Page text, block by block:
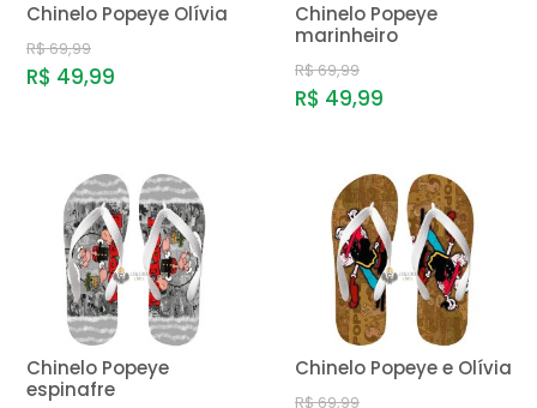
Chinelo Popeye Olívia
R$ 69,99
R$ 49,99
Chinelo Popeye
marinheiro
R$ 69,99
R$ 49,99
Chinelo Popeye
espinafre
Chinelo Popeye e Olívia
R$ 69,99